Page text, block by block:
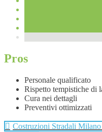
Pros
Personale qualificato
Rispetto tempistiche di
Cura nei dettagli
Preventivi ottimizzati
Costruzioni Stradali Milano